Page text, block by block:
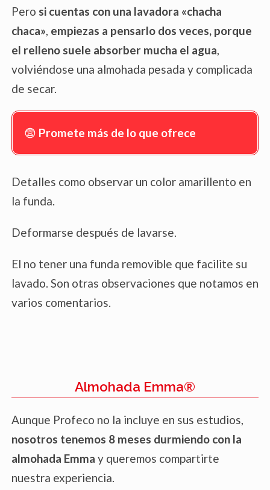
Pero si cuentas con una lavadora «chacha
chaca», empiezas a pensarlo dos veces, porque
el relleno suele absorber mucha el agua,
volviéndose una almohada pesada y complicada
de secar.
😨 Promete más de lo que ofrece
Detalles como observar un color amarillento en
la funda.
Deformarse después de lavarse.
El no tener una funda removible que facilite su
lavado. Son otras observaciones que notamos en
varios comentarios.
Almohada Emma®
Aunque Profeco no la incluye en sus estudios,
nosotros tenemos 8 meses durmiendo con la
almohada Emma y queremos compartirte
nuestra experiencia.